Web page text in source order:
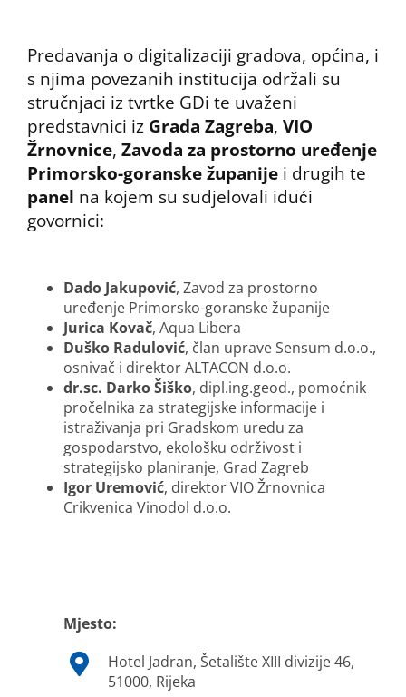
Predavanja o digitalizaciji gradova, općina, i
s njima povezanih institucija održali su
stručnjaci iz tvrtke GDi te uvaženi
predstavnici iz Grada Zagreba, VIO
Žrnovnice, Zavoda za prostorno uređenje
Primorsko-goranske županije i drugih te
panel na kojem su sudjelovali idući
govornici:
Dado Jakupović, Zavod za prostorno
uređenje Primorsko-goranske županije
Jurica Kovač, Aqua Libera
Duško Radulović, član uprave Sensum d.o.o.,
osnivač i direktor ALTACON d.o.o.
dr.sc. Darko Šiško, dipl.ing.geod., pomoćnik
pročelnika za strategijske informacije i
istraživanja pri Gradskom uredu za
gospodarstvo, ekološku održivost i
strategijsko planiranje, Grad Zagreb
Igor Uremović, direktor VIO Žrnovnica
Crikvenica Vinodol d.o.o.
Mjesto:
Hotel Jadran, Šetalište XIII divizije 46,
51000, Rijeka